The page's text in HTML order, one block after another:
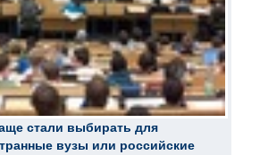
стали выбирать для
вузы или российские